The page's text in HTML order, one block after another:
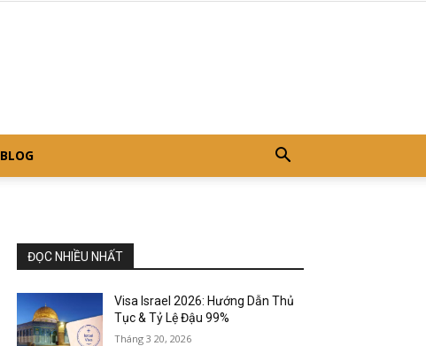
BLOG
ĐỌC NHIỀU NHẤT
Visa Israel 2026: Hướng Dẫn Thủ
Tục & Tỷ Lệ Đậu 99%
Tháng 3 20, 2026